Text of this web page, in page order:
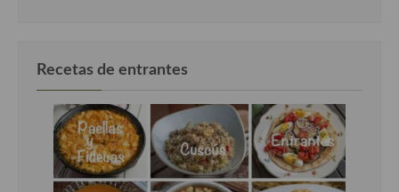
Recetas de entrantes